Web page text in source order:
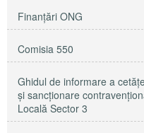
Finanțări ONG
Comisia 550
Ghidul de informare a
și sancționare
Locală Sector 3